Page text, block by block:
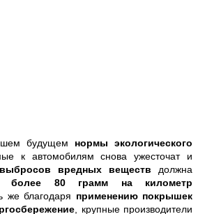
будущем нормы экологического
к автомобилям снова ужесточат и
вредных веществ должна
более 80 грамм на километр
же благодаря применению покрышек
, крупные производители